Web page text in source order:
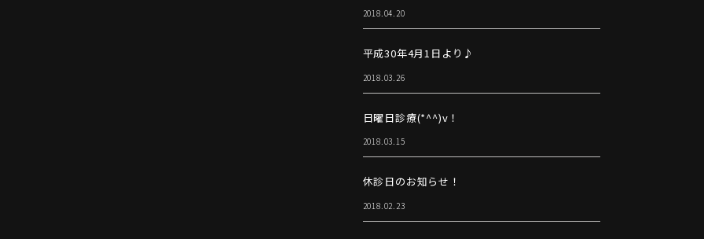
2018.04.20
平成30年4月1日より♪
2018.03.26
日曜日診療(*^^)v！
2018.03.15
休診日のお知らせ！
2018.02.23